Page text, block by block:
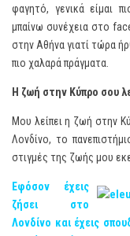
φαγητό, γενικά είμαι
μπαίνω συνέχεια στο
στην Αθήνα γιατί τώρα
πιο χαλαρά πράγματα.
Η ζωή στην Κύπρο σου
Μου λείπει η ζωή στην
Λονδίνο, το
στιγμές της ζωής μου
Εφόσον έχεις
ζήσει στο
Λονδίνο και έχεις